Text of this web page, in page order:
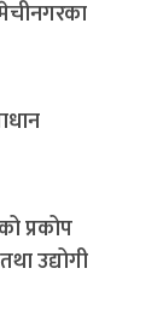
प्रकोप
उद्योगी